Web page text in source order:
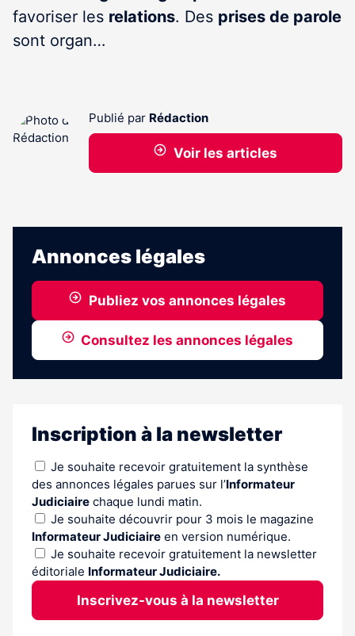
favoriser les relations. Des prises de parole
sont organ…
Publié par Rédaction
Voir les articles
Annonces légales
Publiez vos annonces légales
Consultez les annonces légales
Inscription à la newsletter
Je souhaite recevoir gratuitement la synthèse
des annonces légales parues sur l’Informateur
Judiciaire chaque lundi matin.
Je souhaite découvrir pour 3 mois le magazine
Informateur Judiciaire en version numérique.
Je souhaite recevoir gratuitement la newsletter
éditoriale Informateur Judiciaire.
Inscrivez-vous à la newsletter